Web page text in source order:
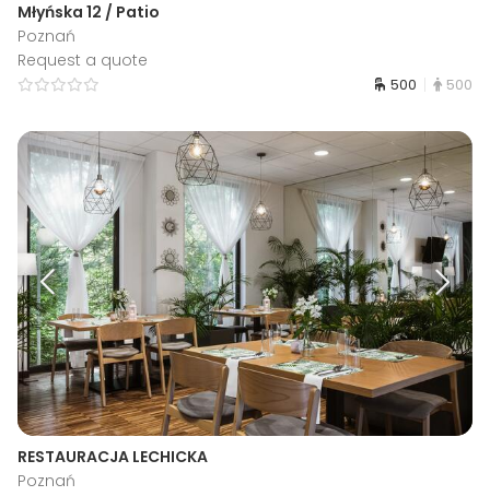
Młyńska 12 / Patio
Poznań
Request a quote
500 500
RESTAURACJA LECHICKA
Poznań